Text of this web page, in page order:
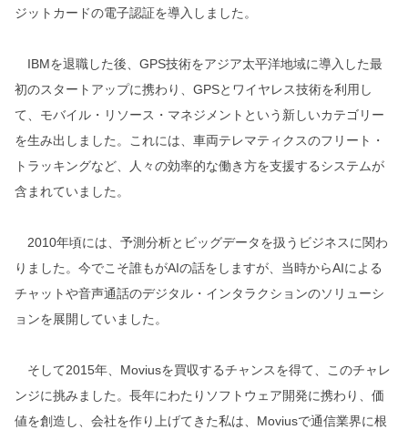
ジットカードの電子認証を導入しました。
IBMを退職した後、GPS技術をアジア太平洋地域に導入した最
初のスタートアップに携わり、GPSとワイヤレス技術を利用し
て、モバイル・リソース・マネジメントという新しいカテゴリー
を生み出しました。これには、車両テレマティクスのフリート・
トラッキングなど、人々の効率的な働き方を支援するシステムが
含まれていました。
2010年頃には、予測分析とビッグデータを扱うビジネスに関わ
りました。今でこそ誰もがAIの話をしますが、当時からAIによる
チャットや音声通話のデジタル・インタラクションのソリューシ
ョンを展開していました。
そして2015年、Moviusを買収するチャンスを得て、このチャレ
ンジに挑みました。長年にわたりソフトウェア開発に携わり、価
値を創造し、会社を作り上げてきた私は、Moviusで通信業界に根